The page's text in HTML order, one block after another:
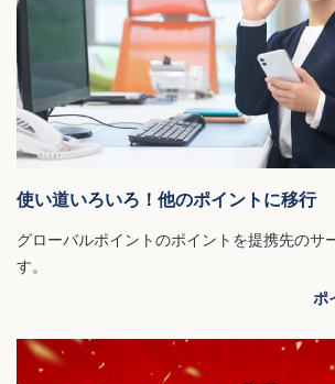
使い道いろいろ！他のポイントに移行
グローバルポイントのポイントを提携先のサ
す。
ポ